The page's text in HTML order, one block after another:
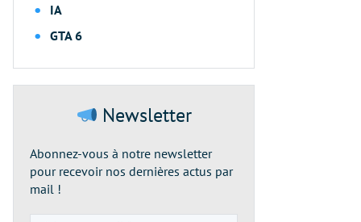
IA
GTA 6
Newsletter
Abonnez-vous à notre newsletter
pour recevoir nos dernières actus par
mail !